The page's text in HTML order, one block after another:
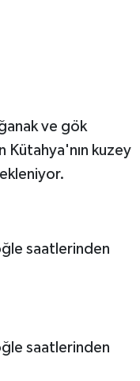
ve gök
Kütahya'nın kuzey
saatlerinden
saatlerinden